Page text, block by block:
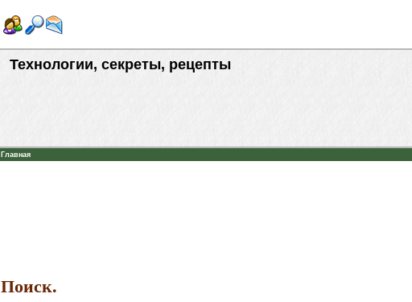
Технологии, секреты, рецепты
Главная
Поиск.